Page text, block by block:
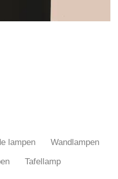
lampen
Wandlampen
Tafellamp